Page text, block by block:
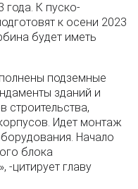
года. К пуско-
к осени 2023
будет иметь
подземные
зданий и
строительства,
Идет монтаж
Начало
блока
-цитирует главу